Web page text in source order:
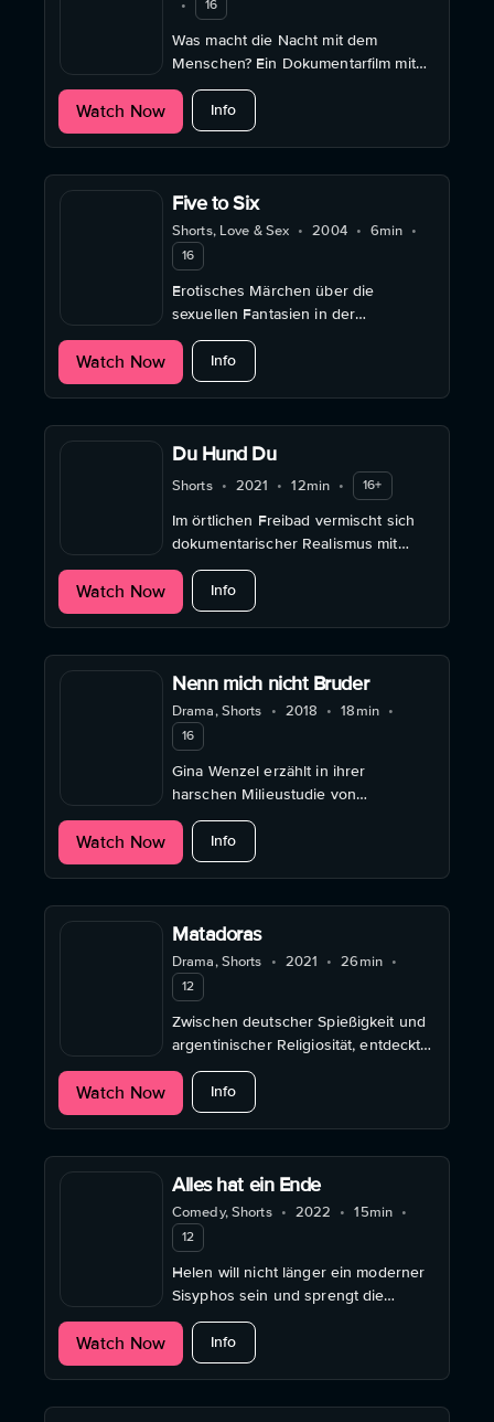
• 16
Was macht die Nacht mit dem
Menschen? Ein Dokumentarfilm mit
einem poetischen Blick auf drei
Berliner Nachtarbeiter und ihren
ganz eigenen Rhythmus.
Watch Now Infoabout Sternstunden
Five to Six
Shorts, Love & Sex • 2004 • 6min •
16
Erotisches Märchen über die
sexuellen Fantasien in der
hektischen Atmosphäre einer
Großküche.
Watch Now Infoabout Five to Six
Du Hund Du
Shorts • 2021 • 12min • 16+
Im örtlichen Freibad vermischt sich
dokumentarischer Realismus mit
inszenierter Absurdität.
Watch Now Infoabout Du Hund Du
Nenn mich nicht Bruder
Drama, Shorts • 2018 • 18min •
16
Gina Wenzel erzählt in ihrer
harschen Milieustudie von
Jugendgewalt aus der
Täterperspektive.
Watch Now Infoabout Nenn mich nicht Bruder
Matadoras
Drama, Shorts • 2021 • 26min •
12
Zwischen deutscher Spießigkeit und
argentinischer Religiosität, entdeckt
Madi ihre eigene Sexualität.
Watch Now Infoabout Matadoras
Alles hat ein Ende
Comedy, Shorts • 2022 • 15min •
12
Helen will nicht länger ein moderner
Sisyphos sein und sprengt die
Ketten des kapitalistischen
Grillwalkerkorsetts.
Watch Now Infoabout Alles hat ein Ende